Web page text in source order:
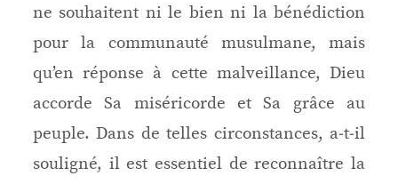
ne souhaitent ni le bien ni la bénédiction
pour la communauté musulmane, mais
qu’en réponse à cette malveillance, Dieu
accorde Sa miséricorde et Sa grâce au
peuple. Dans de telles circonstances, a‑t‑il
souligné, il est essentiel de reconnaître la